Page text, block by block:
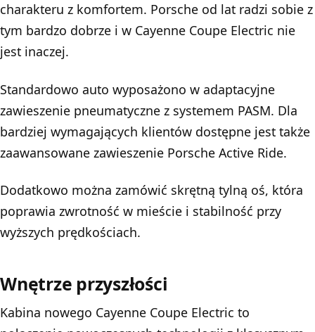
charakteru z komfortem. Porsche od lat radzi sobie z
tym bardzo dobrze i w Cayenne Coupe Electric nie
jest inaczej.
Standardowo auto wyposażono w adaptacyjne
zawieszenie pneumatyczne z systemem PASM. Dla
bardziej wymagających klientów dostępne jest także
zaawansowane zawieszenie Porsche Active Ride.
Dodatkowo można zamówić skrętną tylną oś, która
poprawia zwrotność w mieście i stabilność przy
wyższych prędkościach.
Wnętrze przyszłości
Kabina nowego Cayenne Coupe Electric to